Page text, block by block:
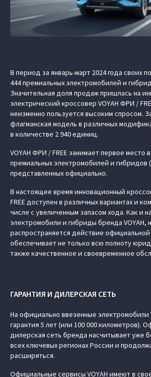
В период за январь-март 2024 года своих
444 премиальных электромобилей и
Значительная доля продаж пришлась на
электрический кроссовер VOYAH ФРИ /
неизменно пользуется высоким спросом.
флагманская модель в различных
в количестве 2 940 единиц.
VOYAH ФРИ / FREE занимает первое место
премиальных электромобилей и гибридов
представленных официально.
В настоящее время инновационный
FREE доступен в различных вариантах и
числе с увеличенным запасом хода. Как и
электромобили и гибриды бренда VOYAH,
распространяется действие официальной
обеспечивает не только всю полноту
также качественное и своевременное
ГАРАНТИЯ И ДИЛЕРСКАЯ СЕТЬ
На официально ввезенные электромобили
гарантия 5 лет (или 100 000 километров).
дилерская сеть бренда насчитывает уже
всех ключевых регионах России и
расширяться.
Официальные сервисы VOYAH имеют в